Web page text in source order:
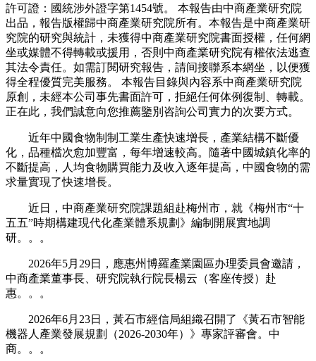
許可證：國統涉外證字第1454號。 本報告由中商產業研究院
出品，報告版權歸中商產業研究院所有。本報告是中商產業研
究院的研究與統計，未獲得中商產業研究院書面授權，任何網
坐或媒體不得轉載或援用，否則中商產業研究院有權依法逃查
其法令責任。如需訂閱研究報告，請间接聯系本網坐，以便獲
得全程優質完美服務。 本報告目錄與內容系中商產業研究院
原創，未經本公司事先書面許可，拒絕任何体例復制、轉載。
正在此，我們誠意向您推薦鑒別咨詢公司實力的次要方式。
近年中國食物制制工業生產快速增長，產業結構不斷優
化，品種檔次愈加豐富，每年增速較高。隨著中國城鎮化率的
不斷提高，人均食物購買能力及收入逐年提高，中國食物的需
求量實現了快速增長。
近日，中商產業研究院課題組赴梅州市，就《梅州市“十
五五”時期構建現代化產業體系規劃》編制開展實地調
研。。。
2026年5月29日，應惠州博羅產業園區办理委員會邀請，
中商產業董事長、研究院執行院長楊云（客座传授）赴
惠。。。
2026年6月23日，黃石市經信局組織召開了《黃石市智能
機器人產業發展規劃（2026-2030年）》專家評審會。中
商。。。